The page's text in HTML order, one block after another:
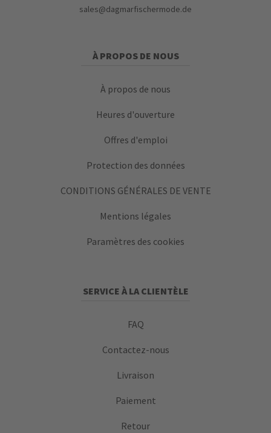
sales@dagmarfischermode.de
À PROPOS DE NOUS
À propos de nous
Heures d'ouverture
Offres d'emploi
Protection des données
CONDITIONS GÉNÉRALES DE VENTE
Mentions légales
Paramètres des cookies
SERVICE À LA CLIENTÈLE
FAQ
Contactez-nous
Livraison
Paiement
Retour